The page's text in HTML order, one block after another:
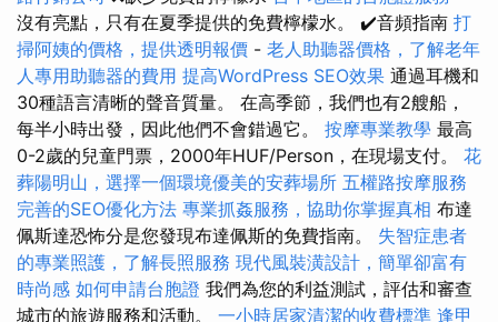
沒有亮點，只有在夏季提供的免費檸檬水。 ✔️音頻指南 打
掃阿姨的價格，提供透明報價 - 老人助聽器價格，了解老年
人專用助聽器的費用 提高WordPress SEO效果 通過耳機和
30種語言清晰的聲音質量。 在高季節，我們也有2艘船，
每半小時出發，因此他們不會錯過它。 按摩專業教學 最高
0-2歲的兒童門票，2000年HUF/Person，在現場支付。 花
葬陽明山，選擇一個環境優美的安葬場所 五權路按摩服務
完善的SEO優化方法 專業抓姦服務，協助你掌握真相 布達
佩斯達恐怖分是您發現布達佩斯的免費指南。 失智症患者
的專業照護，了解長照服務 現代風裝潢設計，簡單卻富有
時尚感 如何申請台胞證 我們為您的利益測試，評估和審查
城市的旅遊服務和活動。 一小時居家清潔的收費標準 逢甲